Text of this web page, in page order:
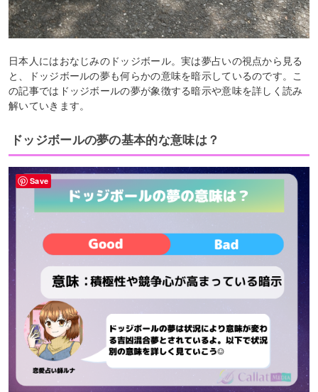
日本人にはおなじみのドッジボール。実は夢占いの視点から見る
と、ドッジボールの夢も何らかの意味を暗示しているのです。こ
の記事ではドッジボールの夢が象徴する暗示や意味を詳しく読み
解いていきます。
ドッジボールの夢の基本的な意味は？
Save